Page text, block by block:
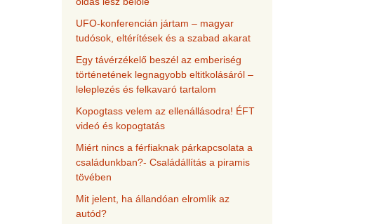
UFO-konferencián jártam – magyar
tudósok, eltérítések és a szabad akarat
Egy távérzékelő beszél az emberiség
történetének legnagyobb eltitkolásáról –
leleplezés és felkavaró tartalom
Kopogtass velem az ellenállásodra! ÉFT
videó és kopogtatás
Miért nincs a férfiaknak párkapcsolata a
családunkban?- Családállítás a piramis
tövében
Mit jelent, ha állandóan elromlik az
autód?